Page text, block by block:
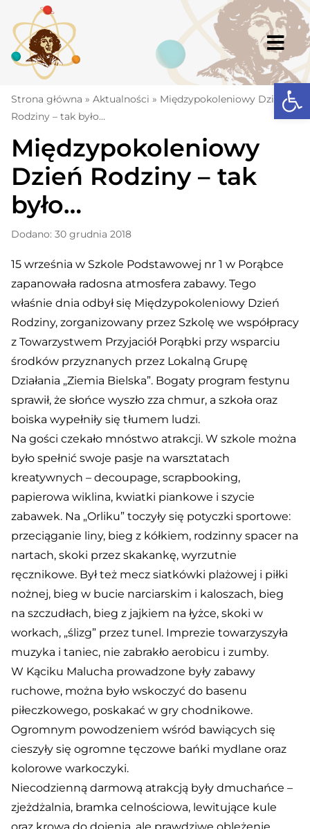
content
Strona główna
Komunikaty
Szkoła
Dokumenty
Osiągnięcia
Warto wiedzieć
UKS „Millenium”
Strona główna » Aktualności » Międzypokoleniowy Dzień
Rodziny – tak było…
Międzypokoleniowy
Dzień Rodziny – tak
było…
Dodano: 30 grudnia 2018
15 września w Szkole Podstawowej nr 1 w Porąbce
zapanowała radosna atmosfera zabawy. Tego
właśnie dnia odbył się Międzypokoleniowy Dzień
Rodziny, zorganizowany przez Szkolę we współpracy
z Towarzystwem Przyjaciół Porąbki przy wsparciu
środków przyznanych przez Lokalną Grupę
Działania „Ziemia Bielska”. Bogaty program festynu
sprawił, że słońce wyszło zza chmur, a szkoła oraz
boiska wypełniły się tłumem ludzi.
Na gości czekało mnóstwo atrakcji. W szkole można
było spełnić swoje pasje na warsztatach
kreatywnych – decoupage, scrapbooking,
papierowa wiklina, kwiatki piankowe i szycie
zabawek. Na „Orliku” toczyły się potyczki sportowe:
przeciąganie liny, bieg z kółkiem, rodzinny spacer na
nartach, skoki przez skakankę, wyrzutnie
ręcznikowe. Był też mecz siatkówki plażowej i piłki
nożnej, bieg w bucie narciarskim i kaloszach, bieg
na szczudłach, bieg z jajkiem na łyżce, skoki w
workach, „ślizg” przez tunel. Imprezie towarzyszyła
muzyka i taniec, nie zabrakło aerobicu i zumby.
W Kąciku Malucha prowadzone były zabawy
ruchowe, można było wskoczyć do basenu
piłeczkowego, poskakać w gry chodnikowe.
Ogromnym powodzeniem wśród bawiących się
cieszyły się ogromne tęczowe bańki mydlane oraz
kolorowe warkoczyki.
Niecodzienną darmową atrakcją były dmuchańce –
zjeżdżalnia, bramka celnościowa, lewitujące kule